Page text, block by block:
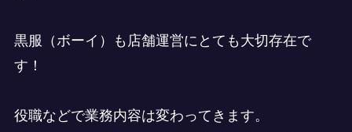
黒服（ボーイ）も店舗運営にとても大切存在で
す！
役職などで業務内容は変わってきます。